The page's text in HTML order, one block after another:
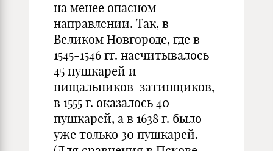
на менее опасном
направлении. Так, в
Великом Новгороде, где в
1545-1546 гг. насчитывалось
45 пушкарей и
пищальников-затинщиков,
в 1555 г. оказалось 40
пушкарей, а в 1638 г. было
уже только 30 пушкарей.